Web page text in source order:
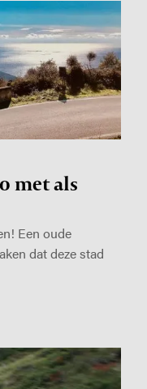
met als
Een oude
dat deze stad